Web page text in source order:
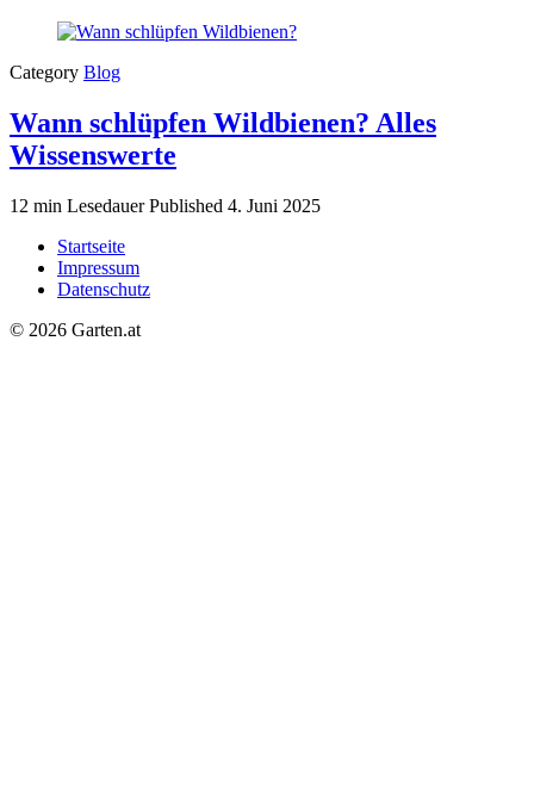
Category Blog
Wann schlüpfen Wildbienen? Alles
Wissenswerte
12 min LesedauerPublished 4. Juni 2025
Startseite
Impressum
Datenschutz
© 2026 Garten.at